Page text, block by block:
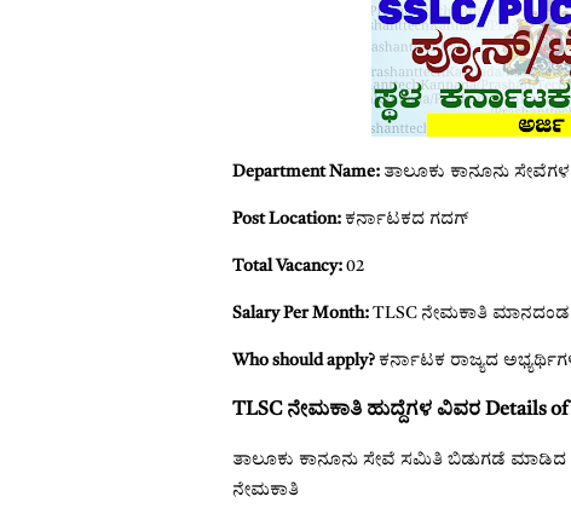
Department Name: ತಾಲೂಕು ಕಾನೂನು
Post Location: ಕರ್ನಾಟಕದ ಗದಗ್
Total Vacancy: 02
Salary Per Month: TLSC ನೇಮಕಾತಿ
Who should apply? ಕರ್ನಾಟಕ ರಾಜ್ಯದ
TLSC ನೇಮಕಾತಿ ಹುದ್ದೆಗಳ ವಿವರ Details of
ತಾಲೂಕು ಕಾನೂನು ಸೇವೆ ಸಮಿತಿ ಬಿಡುಗಡೆ ಮಾಡಿದ
ನೇಮಕಾತಿ